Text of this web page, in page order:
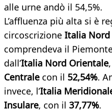
alle urne andò il 54,5%.
L’affluenza più alta si è
circoscrizione Italia Nord
comprendeva il
dall’Italia Nord Orientale
Centrale con il 52,54%.
invece, l’Italia
Insulare, con il 37,77%.